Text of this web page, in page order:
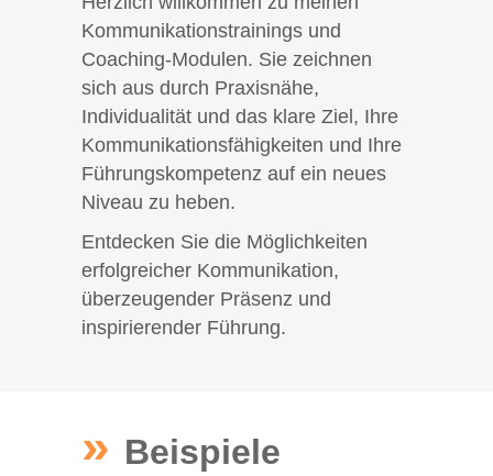
Kommunikationstrainings und
Coaching-Modulen. Sie zeichnen
sich aus durch Praxisnähe,
Individualität und das klare Ziel, Ihre
Kommunikationsfähigkeiten und Ihre
Führungskompetenz auf ein neues
Niveau zu heben.
Entdecken Sie die Möglichkeiten
erfolgreicher Kommunikation,
überzeugender Präsenz und
inspirierender Führung.
» Beispiele